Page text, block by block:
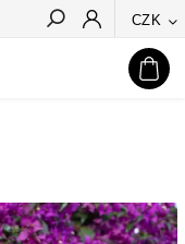
CZK
Hledat